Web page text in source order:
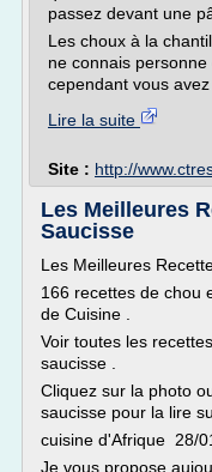
passez devant une
Les choux à la
ne connais
cependant vous avez
Lire la suite
Site : http://
Les Meilleures
Saucisse
Les Meilleures
166 recettes de chou
de Cuisine .
Voir toutes les
saucisse .
Cliquez sur la photo
saucisse pour la lire
cuisine d'Afrique 28/
Je vous propose